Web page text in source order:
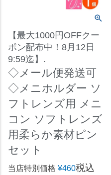
【最大1000円OFFクー
ポン配布中！8月12日
9:59迄】.
◇メール便発送可
◇メニホルダー ソ
フトレンズ用 メニ
コン ソフトレンズ
用柔らか素材ピン
セット
当店特別価格 ¥460税込